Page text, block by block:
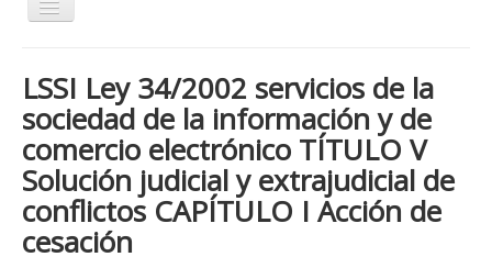
Toggle
Navigation
ZONA ABIERTA
Políticas de Privacidad
Políticas de Cookies
¿Quienes tienen que cumplir con la LOPD RGPD?
¿Estas cumpliendo con la LOPD - RGPD?
LSSI Ley 34/2002 servicios de la
sociedad de la información y de
comercio electrónico TÍTULO V
Solución judicial y extrajudicial de
conflictos CAPÍTULO I Acción de
cesación